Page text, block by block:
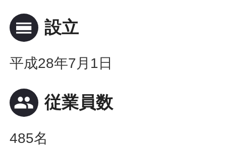
calendar_view_day 設立
平成28年7月1日
people 従業員数
485名